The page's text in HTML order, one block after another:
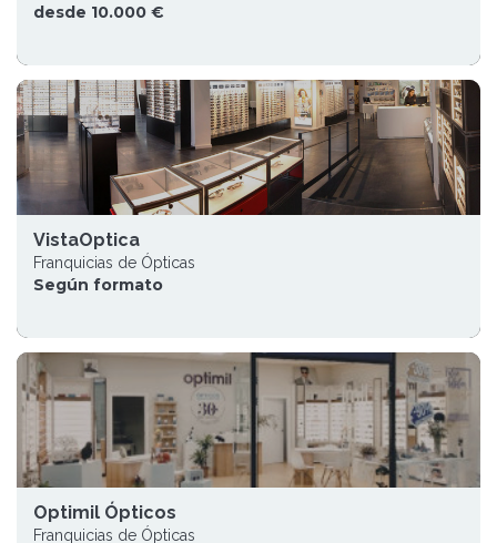
desde 10.000 €
VistaOptica
Franquicias de Ópticas
Según formato
Optimil Ópticos
Franquicias de Ópticas